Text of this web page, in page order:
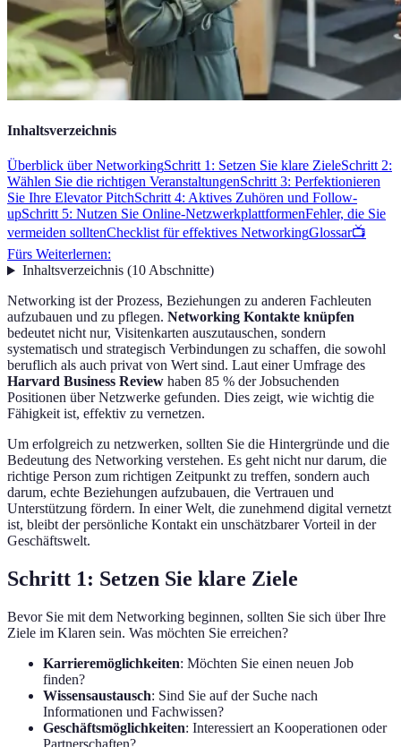
Inhaltsverzeichnis
Überblick über NetworkingSchritt 1: Setzen Sie klare ZieleSchritt 2:
Wählen Sie die richtigen VeranstaltungenSchritt 3: Perfektionieren
Sie Ihre Elevator PitchSchritt 4: Aktives Zuhören und Follow-
upSchritt 5: Nutzen Sie Online-NetzwerkplattformenFehler, die Sie
vermeiden solltenChecklist für effektives NetworkingGlossar📺
Fürs Weiterlernen:
Inhaltsverzeichnis(10Abschnitte)
Networking ist der Prozess, Beziehungen zu anderen Fachleuten
aufzubauen und zu pflegen. Networking Kontakte knüpfen
bedeutet nicht nur, Visitenkarten auszutauschen, sondern
systematisch und strategisch Verbindungen zu schaffen, die sowohl
beruflich als auch privat von Wert sind. Laut einer Umfrage des
Harvard Business Review haben 85 % der Jobsuchenden
Positionen über Netzwerke gefunden. Dies zeigt, wie wichtig die
Fähigkeit ist, effektiv zu vernetzen.
Um erfolgreich zu netzwerken, sollten Sie die Hintergründe und die
Bedeutung des Networking verstehen. Es geht nicht nur darum, die
richtige Person zum richtigen Zeitpunkt zu treffen, sondern auch
darum, echte Beziehungen aufzubauen, die Vertrauen und
Unterstützung fördern. In einer Welt, die zunehmend digital vernetzt
ist, bleibt der persönliche Kontakt ein unschätzbarer Vorteil in der
Geschäftswelt.
Schritt 1: Setzen Sie klare Ziele
Bevor Sie mit dem Networking beginnen, sollten Sie sich über Ihre
Ziele im Klaren sein. Was möchten Sie erreichen?
Karrieremöglichkeiten: Möchten Sie einen neuen Job
finden?
Wissensaustausch: Sind Sie auf der Suche nach
Informationen und Fachwissen?
Geschäftsmöglichkeiten: Interessiert an Kooperationen oder